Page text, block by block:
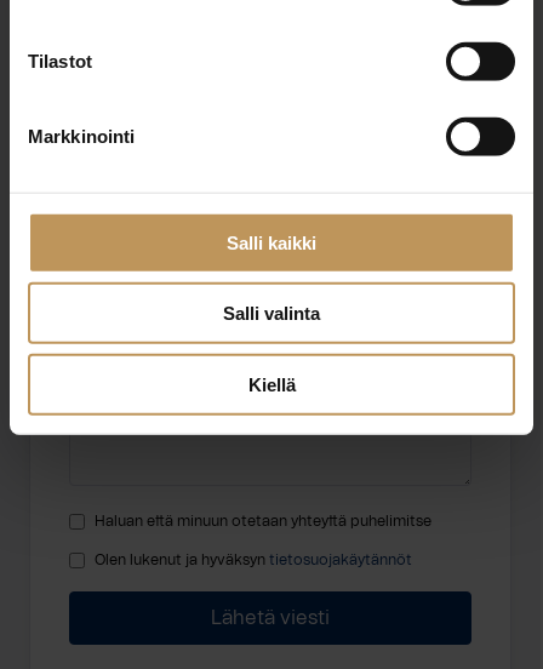
Tilastot
Markkinointi
Salli kaikki
Salli valinta
Kiellä
Nimi
Haluan että minuun otetaan yhteyttä puhelimitse
Olen lukenut ja hyväksyn tietosuojakäytännöt